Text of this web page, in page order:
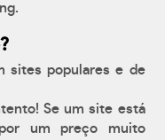
sites populares e de
Se um site está
um preço muito